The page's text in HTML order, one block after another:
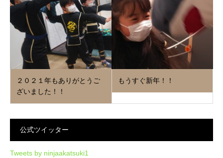
２０２１年もありがとうご
ざいました！！
もうすぐ新年！！
公式ツイッター
Tweets by ninjaakatsuki1